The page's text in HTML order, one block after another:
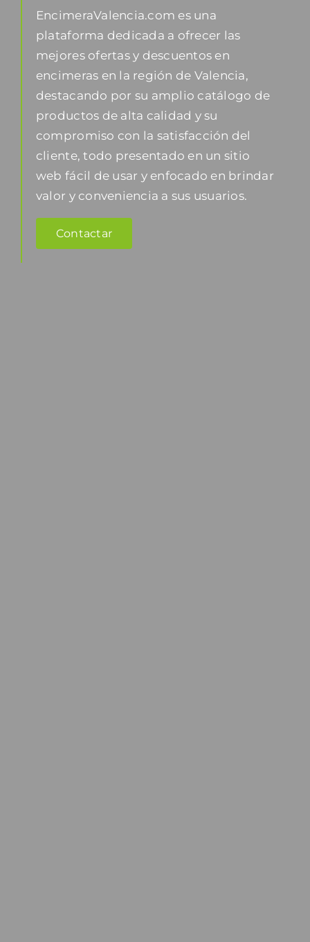
EncimeraValencia.com es una
plataforma dedicada a ofrecer las
mejores ofertas y descuentos en
encimeras en la región de Valencia,
destacando por su amplio catálogo de
productos de alta calidad y su
compromiso con la satisfacción del
cliente, todo presentado en un sitio
web fácil de usar y enfocado en brindar
valor y conveniencia a sus usuarios.
Contactar